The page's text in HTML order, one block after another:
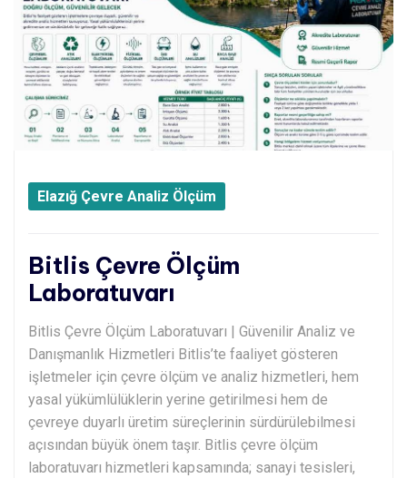
Elazığ Çevre Analiz Ölçüm
Bitlis Çevre Ölçüm
Laboratuvarı
Bitlis Çevre Ölçüm Laboratuvarı | Güvenilir Analiz ve
Danışmanlık Hizmetleri Bitlis’te faaliyet gösteren
işletmeler için çevre ölçüm ve analiz hizmetleri, hem
yasal yükümlülüklerin yerine getirilmesi hem de
çevreye duyarlı üretim süreçlerinin sürdürülebilmesi
açısından büyük önem taşır. Bitlis çevre ölçüm
laboratuvarı hizmetleri kapsamında; sanayi tesisleri,